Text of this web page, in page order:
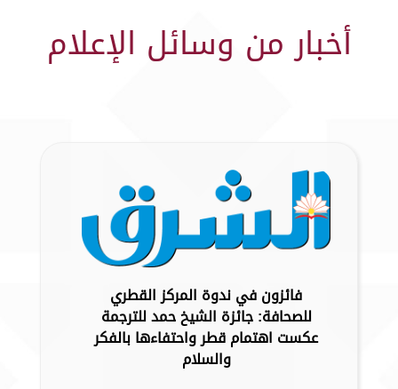
أخبار من وسائل الإعلام
فائزون في ندوة المركز القطري
للصحافة: جائزة الشيخ حمد للترجمة
عكست اهتمام قطر واحتفاءها بالفكر
والسلام